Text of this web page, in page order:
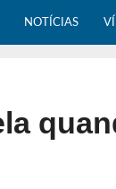
NOTÍCIAS